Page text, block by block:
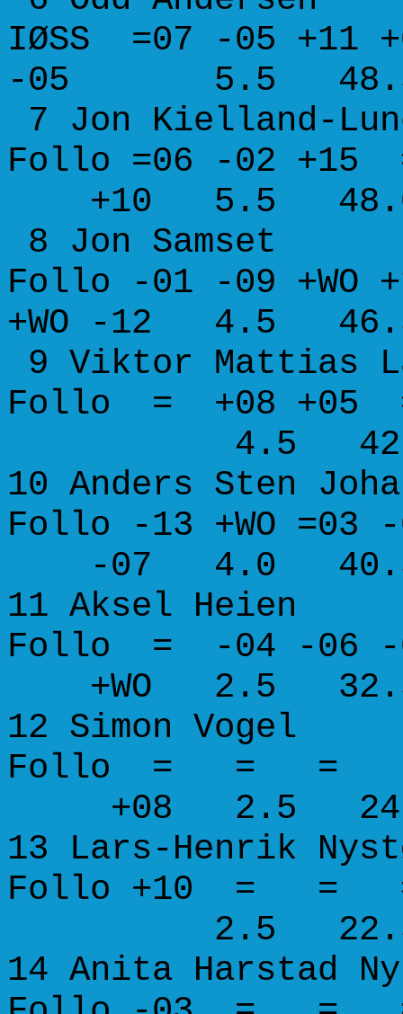
IØSS =07 -05
-05 5.5 48.5
7 Jon
Follo =06 -02
+10 5.5 48.0
8 Jon
Follo -01 -09 +WO
+WO -12 4.5
9 Viktor Mattias
Follo = +08
4.5 42.5
10 Anders
Follo -13 +WO
-07 4.0 40.5
11 Aksel
Follo = -04 -
+WO 2.5 32.5
12 Simon
Follo
+08 2.5 24.5
13 Lars-Henrik
Follo
2.5 22.5
14 Anita